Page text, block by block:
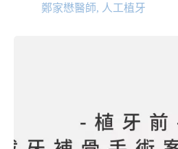
鄭家懋醫師, 人工植牙